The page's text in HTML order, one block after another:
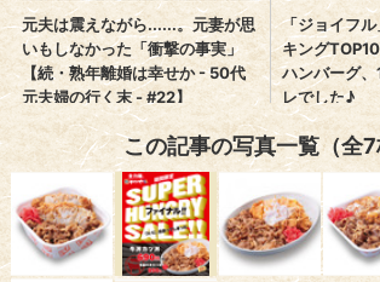
この記事の写真一覧（全